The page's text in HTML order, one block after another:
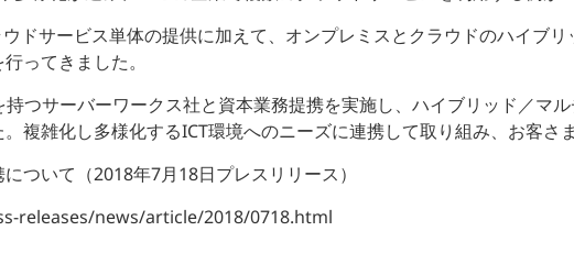
ドサービス単体の提供に加えて、オンプレミスとクラウドのハイブ
ってきました。
つサーバーワークス社と資本業務提携を実施し、ハイブリッド／マ
複雑化し多様化するICT環境へのニーズに連携して取り組み、お客さ
ついて（2018年7月18日プレスリリース）
releases/news/article/2018/0718.html